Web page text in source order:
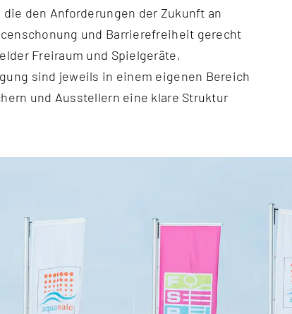
den Anforderungen der Zukunft an
und Barrierefreiheit gerecht
Freiraum und Spielgeräte,
sind jeweils in einem eigenen Bereich
und Ausstellern eine klare Struktur